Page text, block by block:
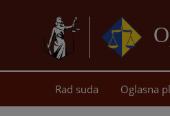
Rad suda Oglasna